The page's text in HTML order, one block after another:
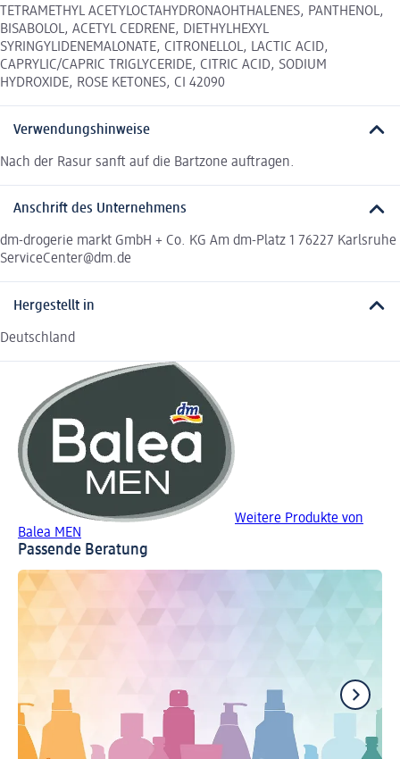
TETRAMETHYL ACETYLOCTAHYDRONAOHTHALENES, PANTHENOL,
BISABOLOL, ACETYL CEDRENE, DIETHYLHEXYL
SYRINGYLIDENEMALONATE, CITRONELLOL, LACTIC ACID,
CAPRYLIC/CAPRIC TRIGLYCERIDE, CITRIC ACID, SODIUM
HYDROXIDE, ROSE KETONES, CI 42090
Verwendungshinweise
Nach der Rasur sanft auf die Bartzone auftragen.
Anschrift des Unternehmens
dm-drogerie markt GmbH + Co. KG Am dm-Platz 1 76227 Karlsruhe
ServiceCenter@dm.de
Hergestellt in
Deutschland
Weitere Produkte von
Balea MEN
Passende Beratung